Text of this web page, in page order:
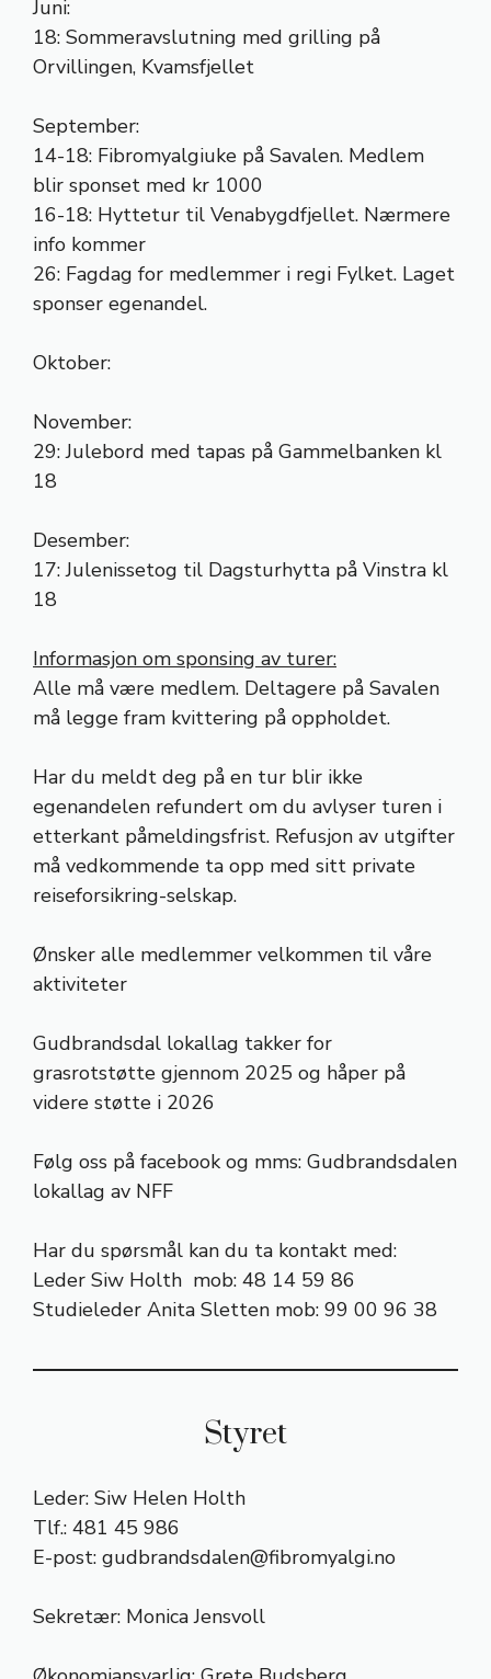
Juni:
18: Sommeravslutning med grilling på
Orvillingen, Kvamsfjellet
September:
14-18: Fibromyalgiuke på Savalen. Medlem
blir sponset med kr 1000
16-18: Hyttetur til Venabygdfjellet. Nærmere
info kommer
26: Fagdag for medlemmer i regi Fylket. Laget
sponser egenandel.
Oktober:
November:
29: Julebord med tapas på Gammelbanken kl
18
Desember:
17: Julenissetog til Dagsturhytta på Vinstra kl
18
Informasjon om sponsing av turer:
Alle må være medlem. Deltagere på Savalen
må legge fram kvittering på oppholdet.
Har du meldt deg på en tur blir ikke
egenandelen refundert om du avlyser turen i
etterkant påmeldingsfrist. Refusjon av utgifter
må vedkommende ta opp med sitt private
reiseforsikring-selskap.
Ønsker alle medlemmer velkommen til våre
aktiviteter
Gudbrandsdal lokallag takker for
grasrotstøtte gjennom 2025 og håper på
videre støtte i 2026
Følg oss på facebook og mms: Gudbrandsdalen
lokallag av NFF
Har du spørsmål kan du ta kontakt med:
Leder Siw Holth mob: 48 14 59 86
Studieleder Anita Sletten mob: 99 00 96 38
Styret
Leder: Siw Helen Holth
Tlf.: 481 45 986
E-post: gudbrandsdalen@fibromyalgi.no
Sekretær: Monica Jensvoll